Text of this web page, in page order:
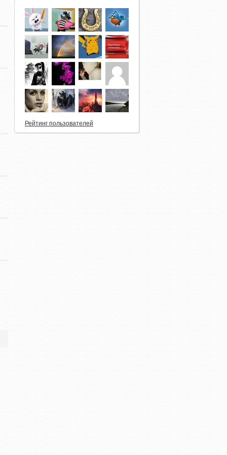
Черноголовка: «Выигрывай мечты без
остановки»
Рейтинг пользователей